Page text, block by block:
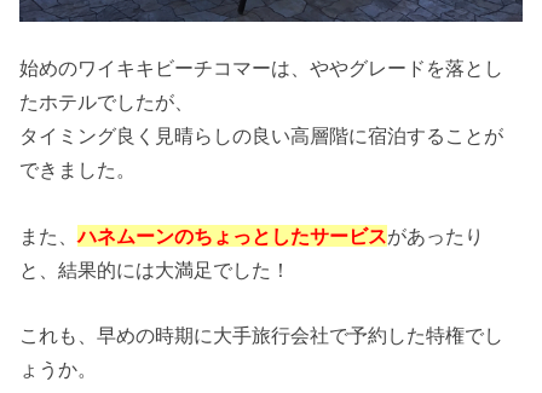
始めのワイキキビーチコマーは、ややグレードを落とし
たホテルでしたが、
タイミング良く見晴らしの良い高層階に宿泊することが
できました。
また、ハネムーンのちょっとしたサービスがあったり
と、結果的には大満足でした！
これも、早めの時期に大手旅行会社で予約した特権でし
ょうか。